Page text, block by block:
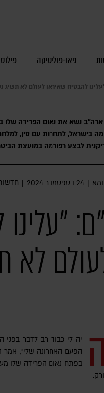
גיאו-פוליטיקה
להבטיח שאיראן לעולם לא תשיג
ארה"ב נשא את נאום הפרידה שלו
בישראל, לתחרות עם סין,
לבצע רפורמה במועצת
| 24 בספטמבר 2024 |
לא
יה לי כבוד רב לדבר בפני
הפעם האחרונה שלי", אמר
בפתח נאום הפרידה שלו